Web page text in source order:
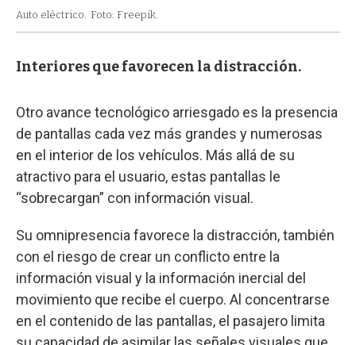
Auto eléctrico. Foto: Freepik.
Interiores que favorecen la distracción.
Otro avance tecnológico arriesgado es la presencia
de pantallas cada vez más grandes y numerosas
en el interior de los vehículos. Más allá de su
atractivo para el usuario, estas pantallas le
“sobrecargan” con información visual.
Su omnipresencia favorece la distracción, también
con el riesgo de crear un conflicto entre la
información visual y la información inercial del
movimiento que recibe el cuerpo. Al concentrarse
en el contenido de las pantallas, el pasajero limita